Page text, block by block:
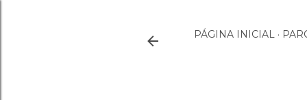
PÁGINA INICIAL